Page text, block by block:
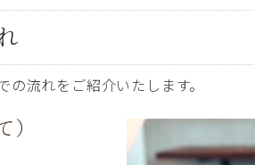
流れをご紹介いたします。